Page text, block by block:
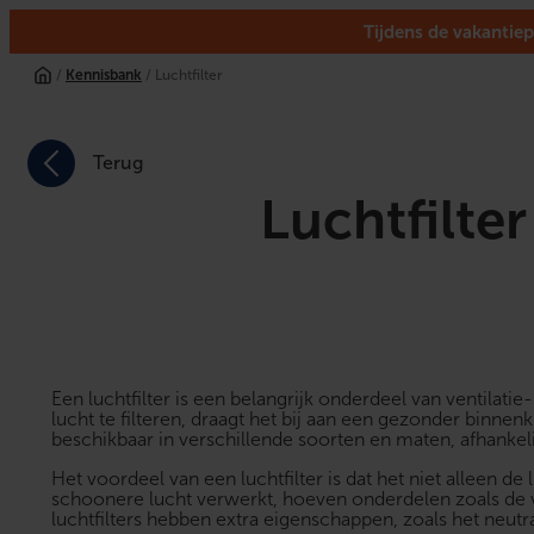
Tijdens de
/ Kennisbank / Luchtfilter
Terug
Luchtfilter
Een luchtfilter is een belangrijk onderdeel van
lucht te filteren, draagt het bij aan een gezonder
beschikbaar in verschillende soorten en maten,
Het voordeel van een luchtfilter is dat het niet alleen
schoonere lucht verwerkt, hoeven onderdelen zoals
luchtfilters hebben extra eigenschappen, zoals het